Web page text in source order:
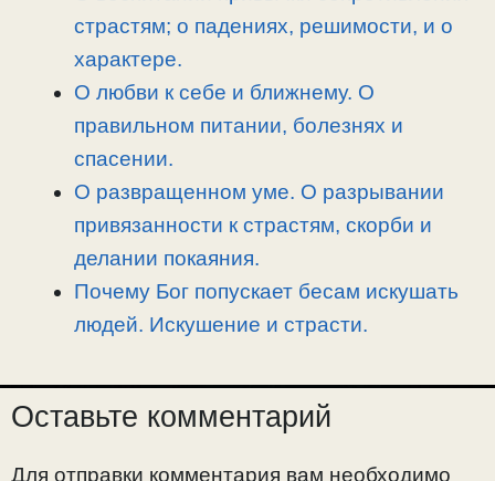
страстям; о падениях, решимости, и о
характере.
О любви к себе и ближнему. О
правильном питании, болезнях и
спасении.
О развращенном уме. О разрывании
привязанности к страстям, скорби и
делании покаяния.
Почему Бог попускает бесам искушать
людей. Искушение и страсти.
Оставьте комментарий
Для отправки комментария вам необходимо